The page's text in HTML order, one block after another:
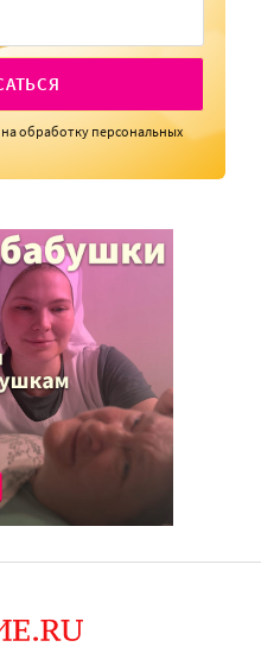
на обработку персональных